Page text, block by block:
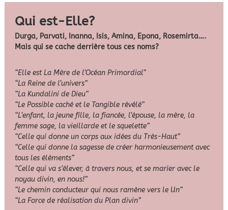
Qui est-Elle?
Durga, Parvati, Inanna, Isis, Amina, Epona, Rosemirta….
Mais qui se cache derrière tous ces noms?
“Elle est La Mère de l’Océan Primordial”
“La Reine de l’univers”
“La Kundalini de Dieu”
“Le Possible caché et le Tangible révélé”
“L’enfant, la jeune fille, la fiancée, l’épouse, la mère, la
femme sage, la vieillarde et le squelette”
“Celle qui donne un corps aux idées du Très-Haut”
“Celle qui donne la sagesse de créer harmonieusement avec
tous les éléments”
“Celle qui va s’élever, à travers nous, et se marier avec le
noyau divin, en nous!”
“Le chemin conducteur qui nous ramène vers le Un”
“La Force de réalisation du Plan divin”